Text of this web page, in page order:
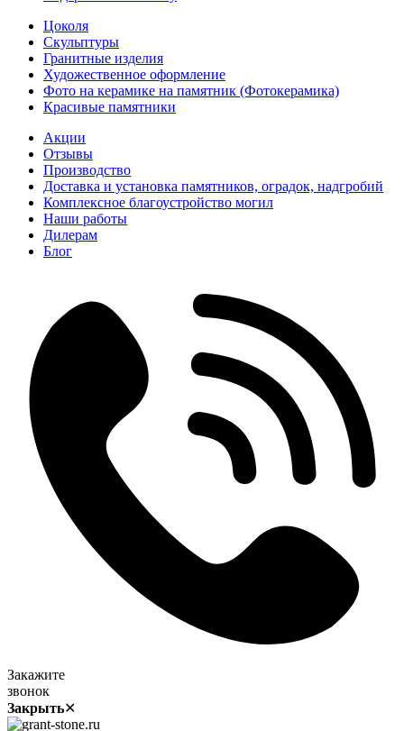
Цоколя
Скульптуры
Гранитные изделия
Художественное оформление
Фото на керамике на памятник (Фотокерамика)
Красивые памятники
Акции
Отзывы
Производство
Доставка и установка памятников, оградок, надгробий
Комплексное благоустройство могил
Наши работы
Дилерам
Блог
Закажите
звонок
Закрыть✕